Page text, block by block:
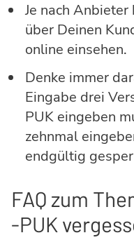
Je nach
über Deinen
online einsehen.
Denke immer
Eingabe drei
PUK eingeben
zehnmal
endgültig
FAQ zum
-PUK